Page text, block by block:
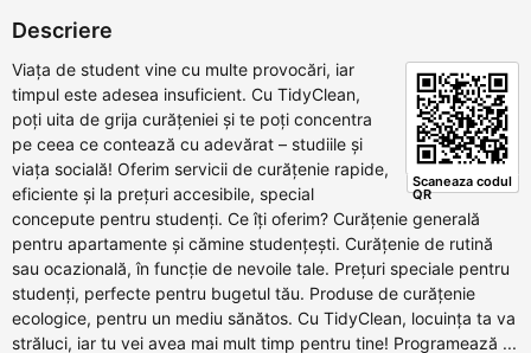
Descriere
Scaneaza codul
QR
Viața de student vine cu multe provocări, iar
timpul este adesea insuficient. Cu TidyClean,
poți uita de grija curățeniei și te poți concentra
pe ceea ce contează cu adevărat – studiile și
viața socială! Oferim servicii de curățenie rapide,
eficiente și la prețuri accesibile, special
concepute pentru studenți. Ce îți oferim? Curățenie generală
pentru apartamente și cămine studențești. Curățenie de rutină
sau ocazională, în funcție de nevoile tale. Prețuri speciale pentru
studenți, perfecte pentru bugetul tău. Produse de curățenie
ecologice, pentru un mediu sănătos. Cu TidyClean, locuința ta va
străluci, iar tu vei avea mai mult timp pentru tine! Programează ...